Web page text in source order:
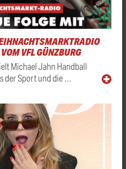
VFL GÜNZBURG
Michael Jahn Handball
der Sport und die …